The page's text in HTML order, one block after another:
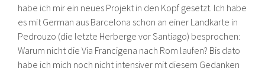
habe ich mir ein neues Projekt in den Kopf gesetzt. Ich habe
es mit German aus Barcelona schon an einer Landkarte in
Pedrouzo (die letzte Herberge vor Santiago) besprochen:
Warum nicht die Via Francigena nach Rom laufen? Bis dato
habe ich mich noch nicht intensiver mit diesem Gedanken